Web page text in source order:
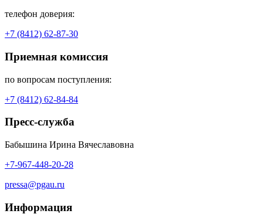
телефон доверия:
+7 (8412) 62-87-30
Приемная комиссия
по вопросам поступления:
+7 (8412) 62-84-84
Пресс-служба
Бабышина Ирина Вячеславовна
+7-967-448-20-28
pressa@pgau.ru
Информация